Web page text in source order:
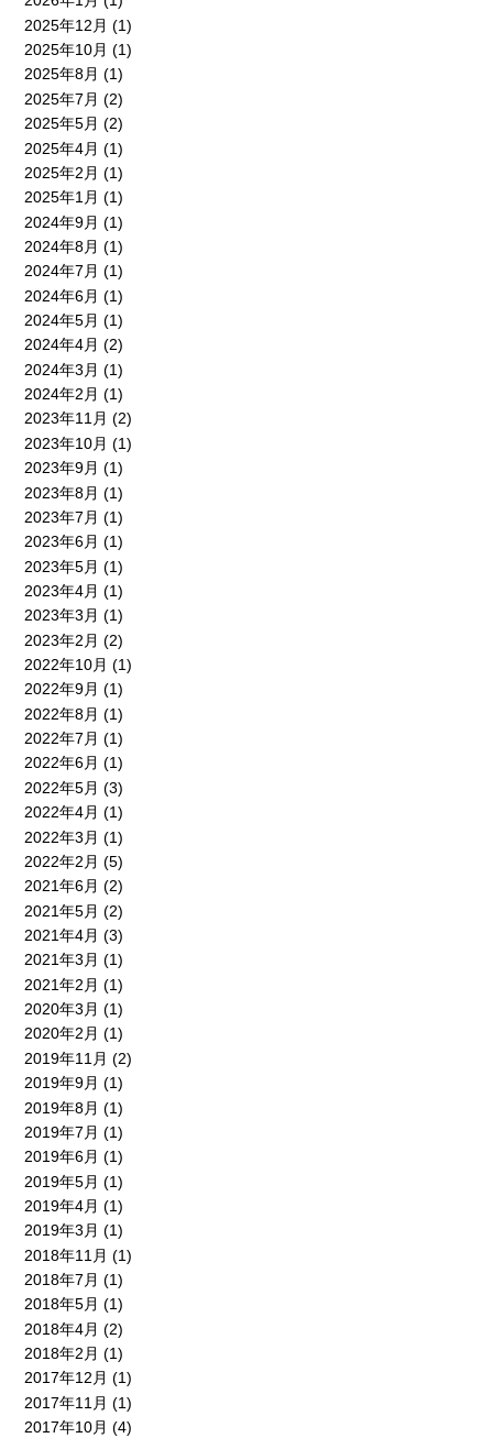
2025年12月 (1)
2025年10月 (1)
2025年8月 (1)
2025年7月 (2)
2025年5月 (2)
2025年4月 (1)
2025年2月 (1)
2025年1月 (1)
2024年9月 (1)
2024年8月 (1)
2024年7月 (1)
2024年6月 (1)
2024年5月 (1)
2024年4月 (2)
2024年3月 (1)
2024年2月 (1)
2023年11月 (2)
2023年10月 (1)
2023年9月 (1)
2023年8月 (1)
2023年7月 (1)
2023年6月 (1)
2023年5月 (1)
2023年4月 (1)
2023年3月 (1)
2023年2月 (2)
2022年10月 (1)
2022年9月 (1)
2022年8月 (1)
2022年7月 (1)
2022年6月 (1)
2022年5月 (3)
2022年4月 (1)
2022年3月 (1)
2022年2月 (5)
2021年6月 (2)
2021年5月 (2)
2021年4月 (3)
2021年3月 (1)
2021年2月 (1)
2020年3月 (1)
2020年2月 (1)
2019年11月 (2)
2019年9月 (1)
2019年8月 (1)
2019年7月 (1)
2019年6月 (1)
2019年5月 (1)
2019年4月 (1)
2019年3月 (1)
2018年11月 (1)
2018年7月 (1)
2018年5月 (1)
2018年4月 (2)
2018年2月 (1)
2017年12月 (1)
2017年11月 (1)
2017年10月 (4)